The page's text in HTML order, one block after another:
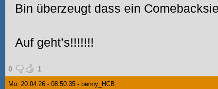
Bin überzeugt dass ein
Auf geht’s!!!!!!!
0 1
Mo. 20.04.26 - 08:50:35 - benny_HCB